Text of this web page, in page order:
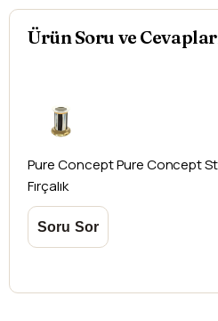
Ürün Soru ve
Pure ConceptPure Concept
Fırçalık